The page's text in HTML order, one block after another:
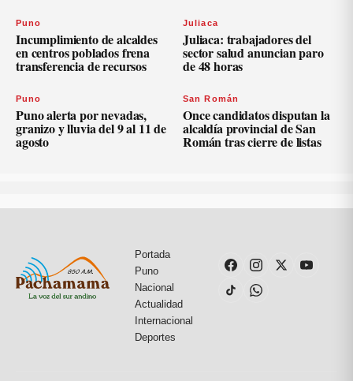
Puno
Incumplimiento de alcaldes
en centros poblados frena
transferencia de recursos
Juliaca
Juliaca: trabajadores del
sector salud anuncian paro
de 48 horas
Puno
Puno alerta por nevadas,
granizo y lluvia del 9 al 11 de
agosto
San Román
Once candidatos disputan la
alcaldía provincial de San
Román tras cierre de listas
Portada
Puno
Nacional
Actualidad
Internacional
Deportes